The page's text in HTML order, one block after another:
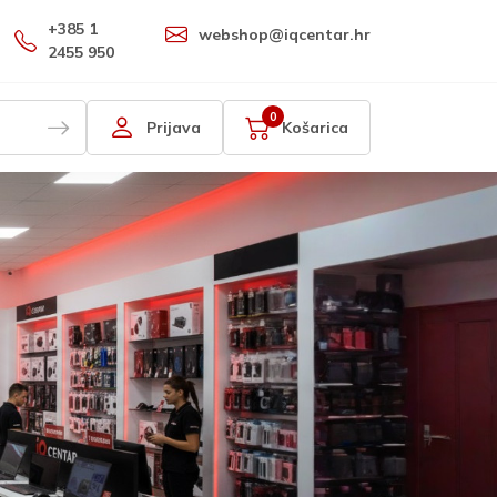
+385 1
2455 950
webshop@iqcentar.hr
Prijava Košarica
0